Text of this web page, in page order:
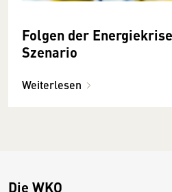
Folgen der
Szenario
Weiterlesen
Die WKO